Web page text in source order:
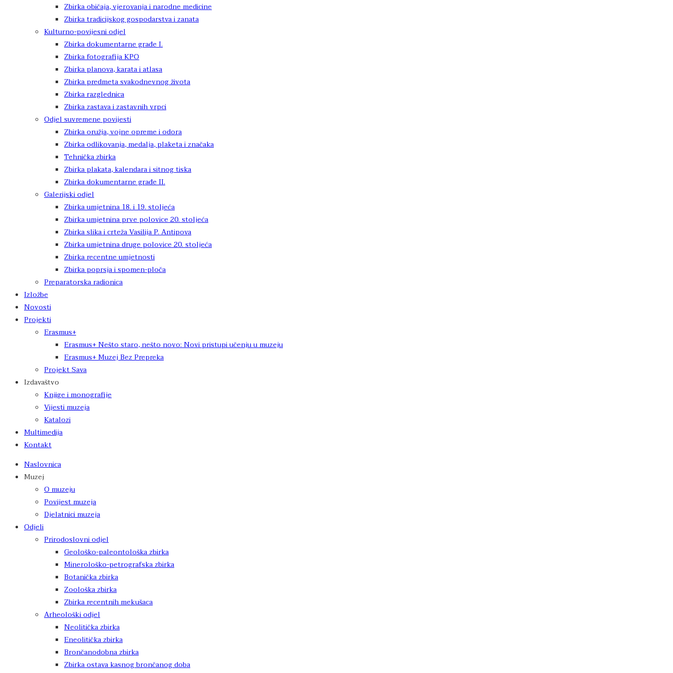
Zbirka običaja, vjerovanja i narodne medicine
Zbirka tradicijskog gospodarstva i zanata
Kulturno-povijesni odjel
Zbirka dokumentarne građe I.
Zbirka fotografija KPO
Zbirka planova, karata i atlasa
Zbirka predmeta svakodnevnog života
Zbirka razglednica
Zbirka zastava i zastavnih vrpci
Odjel suvremene povijesti
Zbirka oružja, vojne opreme i odora
Zbirka odlikovanja, medalja, plaketa i značaka
Tehnička zbirka
Zbirka plakata, kalendara i sitnog tiska
Zbirka dokumentarne građe II.
Galerijski odjel
Zbirka umjetnina 18. i 19. stoljeća
Zbirka umjetnina prve polovice 20. stoljeća
Zbirka slika i crteža Vasilija P. Antipova
Zbirka umjetnina druge polovice 20. stoljeća
Zbirka recentne umjetnosti
Zbirka poprsja i spomen-ploča
Preparatorska radionica
Izložbe
Novosti
Projekti
Erasmus+
Erasmus+ Nešto staro, nešto novo: Novi pristupi učenju u muzeju
Erasmus+ Muzej Bez Prepreka
Projekt Sava
Izdavaštvo
Knjige i monografije
Vijesti muzeja
Katalozi
Multimedija
Kontakt
Naslovnica
Muzej
O muzeju
Povijest muzeja
Djelatnici muzeja
Odjeli
Prirodoslovni odjel
Geološko-paleontološka zbirka
Minerološko-petrografska zbirka
Botanička zbirka
Zoološka zbirka
Zbirka recentnih mekušaca
Arheološki odjel
Neolitička zbirka
Eneolitička zbirka
Brončanodobna zbirka
Zbirka ostava kasnog brončanog doba